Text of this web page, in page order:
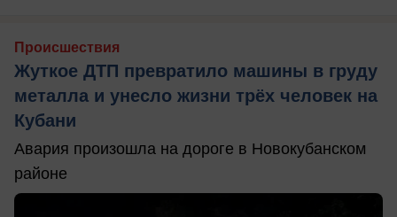
Происшествия
Жуткое ДТП превратило машины в груду
металла и унесло жизни трёх человек на
Кубани
Авария произошла на дороге в Новокубанском
районе